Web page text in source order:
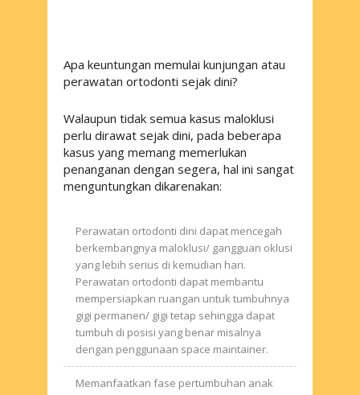
Apa keuntungan memulai kunjungan atau
perawatan ortodonti sejak dini?
Walaupun tidak semua kasus maloklusi
perlu dirawat sejak dini, pada beberapa
kasus yang memang memerlukan
penanganan dengan segera, hal ini sangat
menguntungkan dikarenakan:
Perawatan ortodonti dini dapat mencegah
berkembangnya maloklusi/ gangguan oklusi
yang lebih serius di kemudian hari.
Perawatan ortodonti dapat membantu
mempersiapkan ruangan untuk tumbuhnya
gigi permanen/ gigi tetap sehingga dapat
tumbuh di posisi yang benar misalnya
dengan penggunaan space maintainer.
Memanfaatkan fase pertumbuhan anak